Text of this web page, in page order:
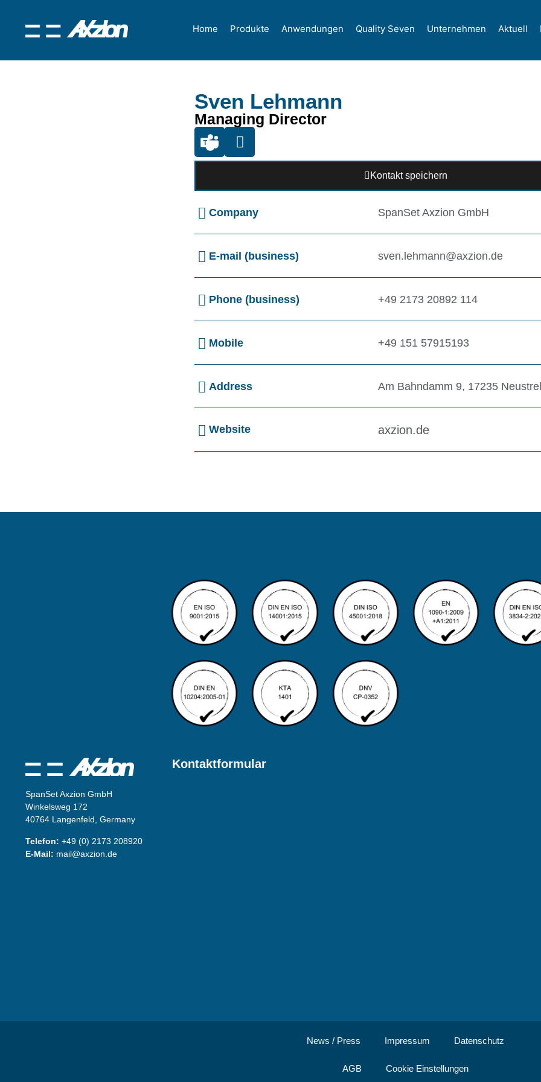
Home Produkte Anwendungen Quality Seven Unternehmen Aktuell
Sven Lehmann
Managing Director
Kontakt speichern
Company SpanSet Axzion GmbH
E-mail (business) sven.lehmann@axzion.de
Phone (business) +49 2173 20892 114
Mobile +49 151 57915193
Address Am Bahndamm 9, 17235
Website axzion.de
SpanSet Axzion GmbH
Winkelsweg 172
40764 Langenfeld, Germany
Telefon: +49 (0) 2173 208920
E-Mail: mail@axzion.de
Kontaktformular
News / Press Impressum Datenschutz
AGB Cookie Einstellungen